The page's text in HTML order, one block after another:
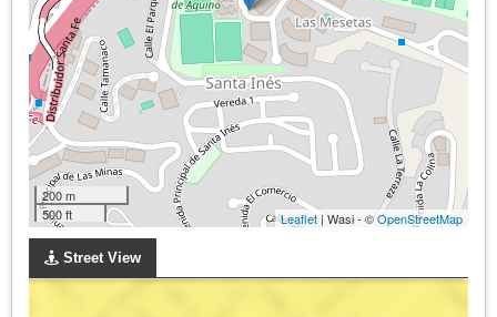
200 m
500 ft
Leaflet | Wasi - ©OpenStreetMap
Street View